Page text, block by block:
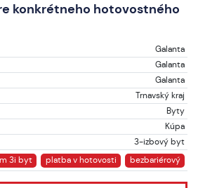
konkrétneho hotovostného
Galanta
Galanta
Galanta
Trnavský kraj
Byty
Kúpa
3-izbový byt
3i byt platba v hotovosti bezbariérový